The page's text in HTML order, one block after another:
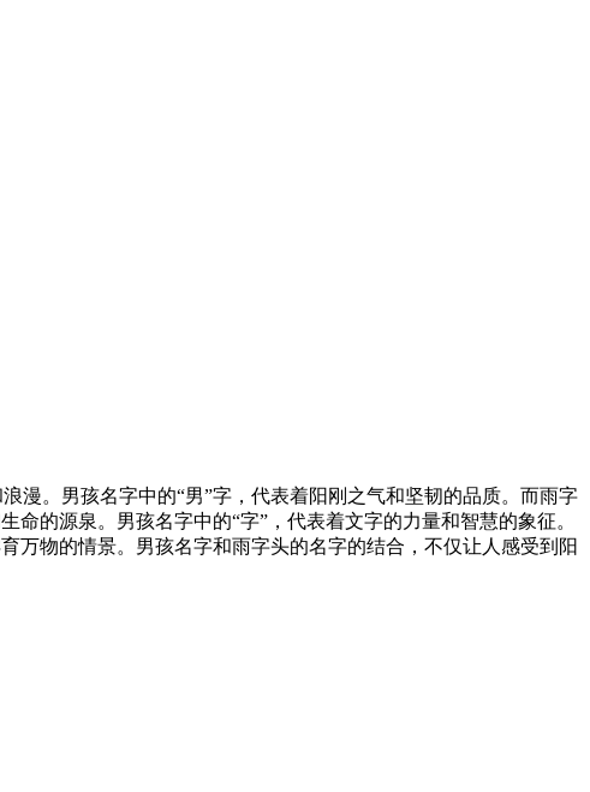
漫。男孩名字中的“男”字，代表着阳刚之气和坚韧的品质。而雨字
的源泉。男孩名字中的“字”，代表着文字的力量和智慧的象征。
万物的情景。男孩名字和雨字头的名字的结合，不仅让人感受到阳